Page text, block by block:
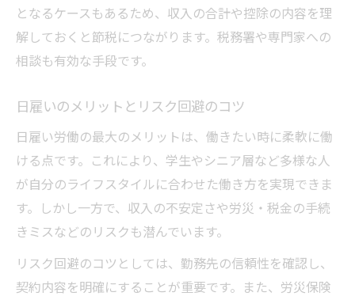
となるケースもあるため、収入の合計や控除の内容を理
解しておくと節税につながります。税務署や専門家への
相談も有効な手段です。
日雇いのメリットとリスク回避のコツ
日雇い労働の最大のメリットは、働きたい時に柔軟に働
ける点です。これにより、学生やシニア層など多様な人
が自分のライフスタイルに合わせた働き方を実現できま
す。しかし一方で、収入の不安定さや労災・税金の手続
きミスなどのリスクも潜んでいます。
リスク回避のコツとしては、勤務先の信頼性を確認し、
契約内容を明確にすることが重要です。また、労災保険